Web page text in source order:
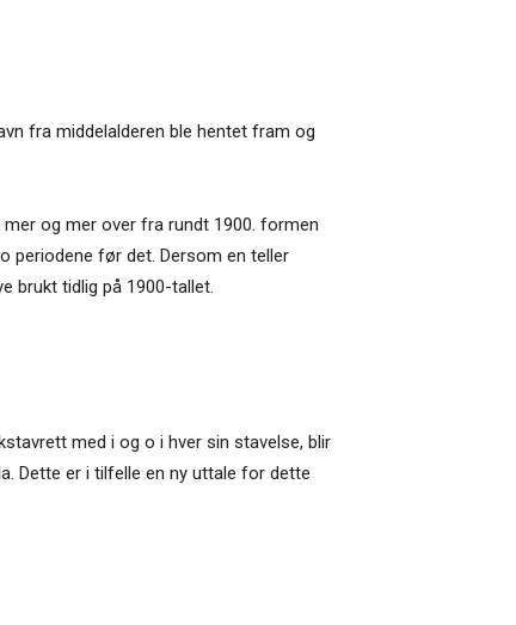
fra middelalderen ble hentet fram og
og mer over fra rundt 1900. formen
periodene før det. Dersom en teller
brukt tidlig på 1900-tallet.
med i og o i hver sin stavelse, blir
Dette er i tilfelle en ny uttale for dette